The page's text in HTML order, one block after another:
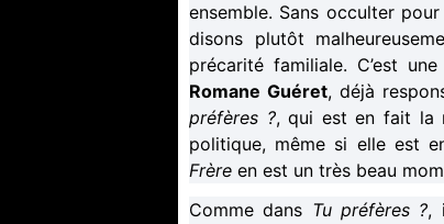
ensemble. Sans occulter
disons plutôt
précarité familiale. C’est
Romane Guéret, déjà
préfères ?, qui est en fait la
politique, même si elle est
Frère en est un très beau
Comme dans Tu préfères ?,